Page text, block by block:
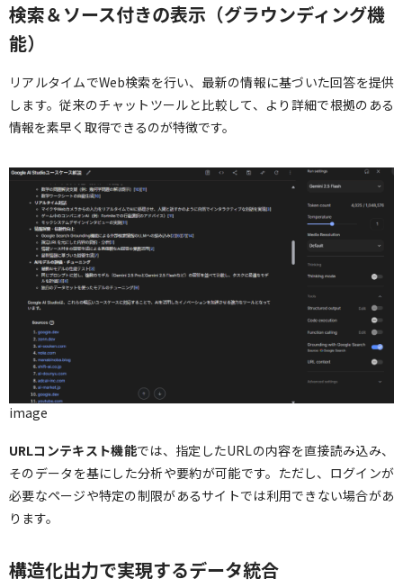
検索＆ソース付きの表示（グラウンディング機
能）
リアルタイムでWeb検索を行い、最新の情報に基づいた回答を提供
します。従来のチャットツールと比較して、より詳細で根拠のある
情報を素早く取得できるのが特徴です。
image
URLコンテキスト機能では、指定したURLの内容を直接読み込み、
そのデータを基にした分析や要約が可能です。ただし、ログインが
必要なページや特定の制限があるサイトでは利用できない場合があ
ります。
構造化出力で実現するデータ統合